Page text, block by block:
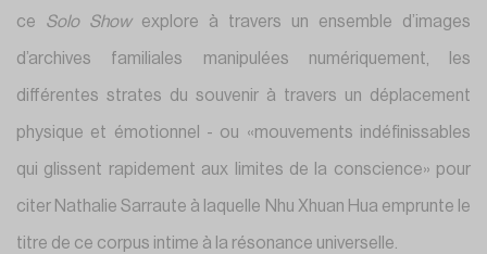
ce Solo Showexplore à travers un ensemble d’images
d’archives familiales manipulées numériquement, les
différentes strates du souvenir à travers un déplacement
physique et émotionnel - ou «mouvements indéfinissables
qui glissent rapidement aux limites de la conscience» pour
citer Nathalie Sarraute à laquelle Nhu Xhuan Hua emprunte le
titre de ce corpus intime à la résonance universelle.